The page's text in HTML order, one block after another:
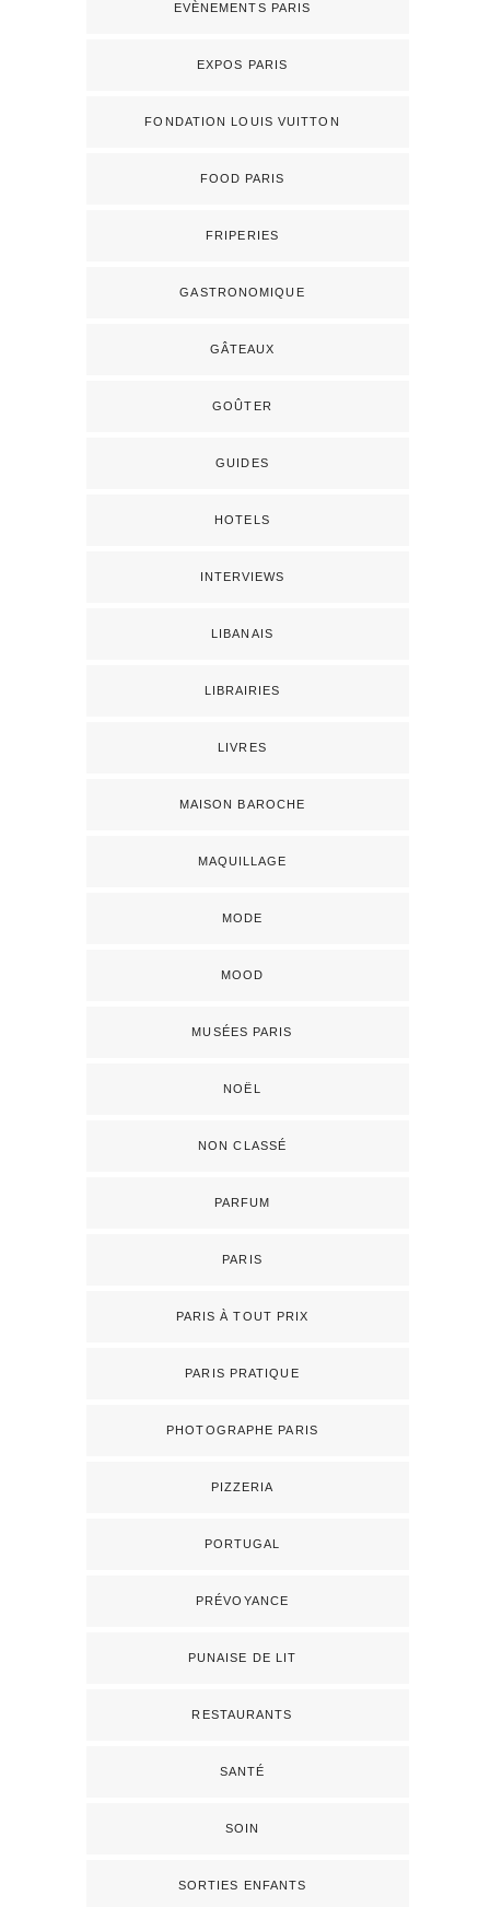
EVÈNEMENTS PARIS
EXPOS PARIS
FONDATION LOUIS VUITTON
FOOD PARIS
FRIPERIES
GASTRONOMIQUE
GÂTEAUX
GOÛTER
GUIDES
HOTELS
INTERVIEWS
LIBANAIS
LIBRAIRIES
LIVRES
MAISON BAROCHE
MAQUILLAGE
MODE
MOOD
MUSÉES PARIS
NOËL
NON CLASSÉ
PARFUM
PARIS
PARIS À TOUT PRIX
PARIS PRATIQUE
PHOTOGRAPHE PARIS
PIZZERIA
PORTUGAL
PRÉVOYANCE
PUNAISE DE LIT
RESTAURANTS
SANTÉ
SOIN
SORTIES ENFANTS